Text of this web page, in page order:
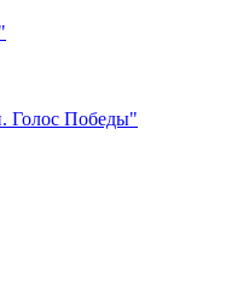
Голос Победы"